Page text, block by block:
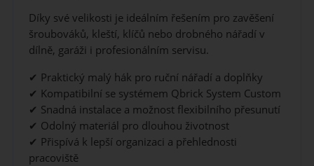
Díky své velikosti je ideálním řešením pro zavěšení
šroubováků, kleští, klíčů nebo drobného nářadí v
dílně, garáži i profesionálním servisu.
✔ Praktický malý hák pro ruční nářadí a doplňky
✔ Kompatibilní se systémem Qbrick System Custom
✔ Snadná instalace a možnost flexibilního přesunutí
✔ Odolný materiál pro dlouhou životnost
✔ Přispívá k lepší organizaci a přehlednosti
pracoviště